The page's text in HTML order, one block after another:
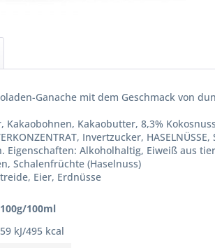
Ganache mit dem Geschmack von
Kakaobutter, 8,3%
Invertzucker,
Eigenschaften: Alkoholhaltig, Eiweiß aus
Schalenfrüchte (Haselnuss)
Eier, Erdnüsse
100ml
kJ/495 kcal